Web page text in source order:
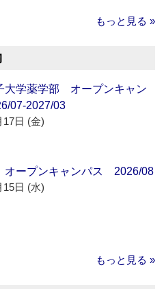
もっと見る »
大学薬学部 オープンキャン
07-2027/03
17日 (金)
ープンキャンパス 2026/08
15日 (水)
もっと見る »